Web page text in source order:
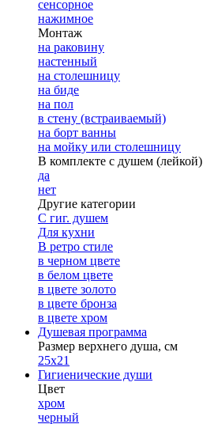
сенсорное
нажимное
Монтаж
на раковину
настенный
на столешницу
на биде
на пол
в стену (встраиваемый)
на борт ванны
на мойку или столешницу
В комплекте с душем (лейкой)
да
нет
Другие категории
С гиг. душем
Для кухни
В ретро стиле
в черном цвете
в белом цвете
в цвете золото
в цвете бронза
в цвете хром
Душевая программа
Размер верхнего душа, см
25х21
Гигиенические души
Цвет
хром
черный